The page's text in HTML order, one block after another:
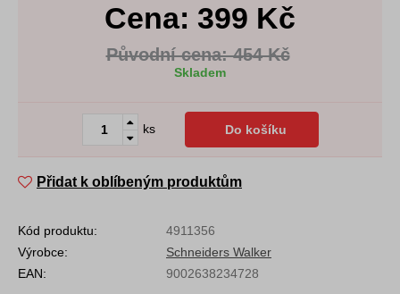
Cena: 399 Kč
Původní cena: 454 Kč
Skladem
ks Do košíku
Přidat k oblíbeným produktům
Kód produktu:
4911356
Výrobce:
Schneiders Walker
EAN:
9002638234728